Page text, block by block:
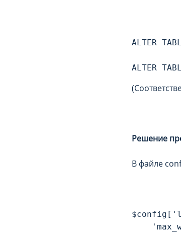
ALTER
Решение
В файле